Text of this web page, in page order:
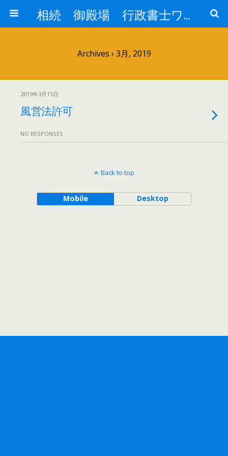
相続 御殿場 行政書士ワイズオフィス
Archives › 3月, 2019
2019年3月15日
風営法許可
NO RESPONSES
Back to top
Mobile Desktop